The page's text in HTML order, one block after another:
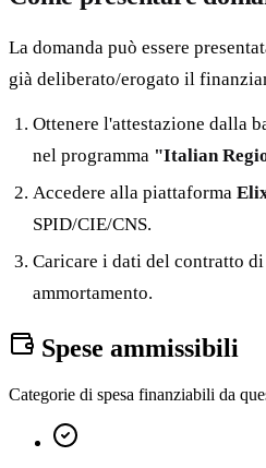
La domanda può essere
già deliberato/erogato il
Ottenere l'attestazione dalla
nel programma "Italian
Accedere alla piattaforma
SPID/CIE/CNS.
Caricare i dati del contratto
ammortamento.
Spese ammissibili
Categorie di spesa finanziabili da